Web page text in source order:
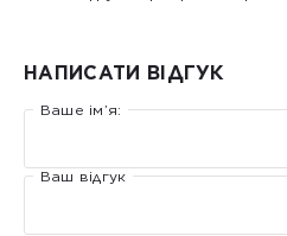
НАПИСАТИ ВІДГУК
Ваше ім’я:
Ваш відгук